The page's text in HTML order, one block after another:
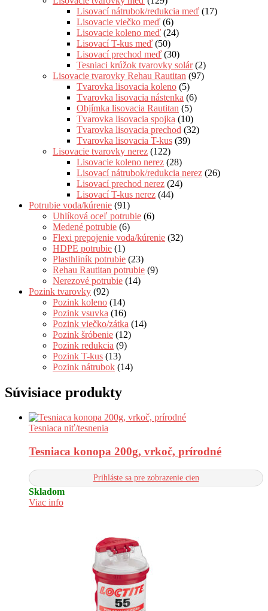
Lisovací nátrubok/redukcia meď (17)
Lisovacie viečko meď (6)
Lisovacie koleno meď (24)
Lisovací T-kus meď (50)
Lisovací prechod meď (30)
Tesniaci krúžok tvarovky solár (2)
Lisovacie tvarovky Rehau Rautitan (97)
Tvarovka lisovacia koleno (5)
Tvarovka lisovacia nástenka (6)
Objímka lisovacia Rautitan (5)
Tvarovka lisovacia spojka (10)
Tvarovka lisovacia prechod (32)
Tvarovka lisovacia T-kus (39)
Lisovacie tvarovky nerez (122)
Lisovacie koleno nerez (28)
Lisovací nátrubok/redukcia nerez (26)
Lisovací prechod nerez (24)
Lisovací T-kus nerez (44)
Potrubie voda/kúrenie (91)
Uhlíková oceľ potrubie (6)
Medené potrubie (6)
Flexi prepojenie voda/kúrenie (32)
HDPE potrubie (1)
Plasthliník potrubie (23)
Rehau Rautitan potrubie (9)
Nerezové potrubie (14)
Pozink tvarovky (92)
Pozink koleno (14)
Pozink vsuvka (16)
Pozink viečko/zátka (14)
Pozink šróbenie (12)
Pozink redukcia (9)
Pozink T-kus (13)
Pozink nátrubok (14)
Súvisiace produkty
Tesniaca niť/tesnenia
Tesniaca konopa 200g, vrkoč, prírodné
Prihláste sa pre zobrazenie cien
Skladom
Viac info